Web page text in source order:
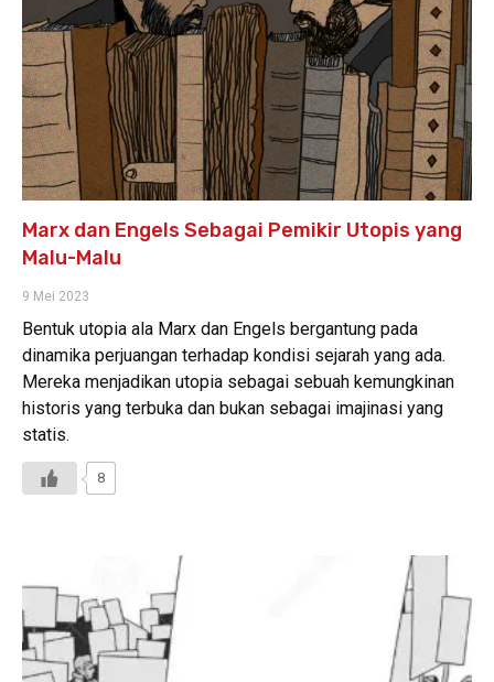
Marx dan Engels Sebagai Pemikir Utopis yang
Malu-Malu
9 Mei 2023
Bentuk utopia ala Marx dan Engels bergantung pada
dinamika perjuangan terhadap kondisi sejarah yang ada.
Mereka menjadikan utopia sebagai sebuah kemungkinan
historis yang terbuka dan bukan sebagai imajinasi yang
statis.
8